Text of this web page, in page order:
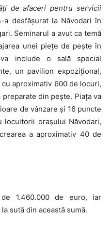
de afaceri pentru servicii
a desfăşurat la Năvodari în
Seminarul a avut ca temă
unei pieţe de peşte în
include o sală special
un pavilion expozițional,
aproximativ 600 de locuri,
din pește. Piața va
de vânzare și 16 puncte
locuitorii orașului Năvodari,
a aproximativ 40 de
1.460.000 de euro, iar
sută din această sumă.